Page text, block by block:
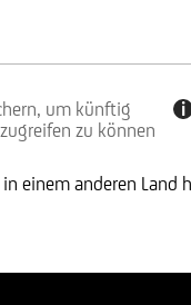
um künftig
zu können
i
einem anderen